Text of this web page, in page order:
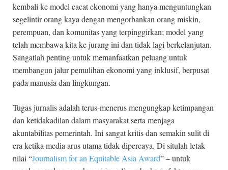
kembali ke model cacat ekonomi yang hanya menguntungkan
segelintir orang kaya dengan mengorbankan orang miskin,
perempuan, dan komunitas yang terpinggirkan; model yang
telah membawa kita ke jurang ini dan tidak lagi berkelanjutan.
Sangatlah penting untuk memanfaatkan peluang untuk
membangun jalur pemulihan ekonomi yang inklusif, berpusat
pada manusia dan lingkungan.
Tugas jurnalis adalah terus-menerus mengungkap ketimpangan
dan ketidakadilan dalam masyarakat serta menjaga
akuntabilitas pemerintah. Ini sangat kritis dan semakin sulit di
era ketika media arus utama tidak dipercaya. Di situlah letak
nilai “Journalism for an Equitable Asia Award” – untuk